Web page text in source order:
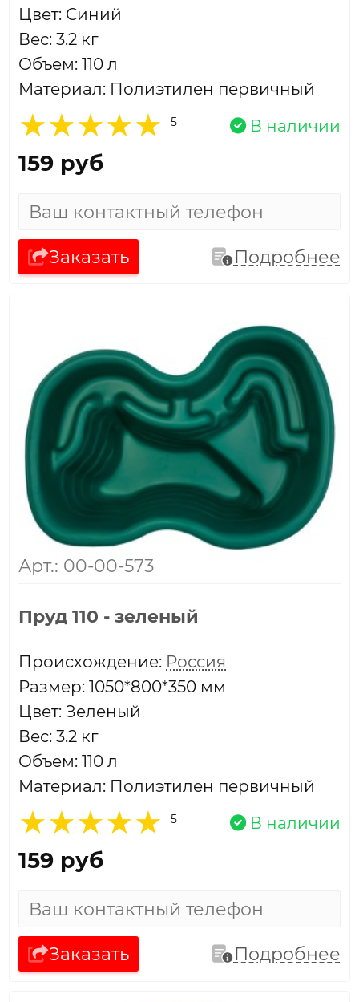
Цвет: Синий
Вес: 3.2 кг
Объем: 110 л
Материал: Полиэтилен первичный
5 В наличии
159 руб
Заказать Подробнее
Арт.: 00-00-573
Пруд 110 - зеленый
Проиcхождение: Россия
Размер: 1050*800*350 мм
Цвет: Зеленый
Вес: 3.2 кг
Объем: 110 л
Материал: Полиэтилен первичный
5 В наличии
159 руб
Заказать Подробнее